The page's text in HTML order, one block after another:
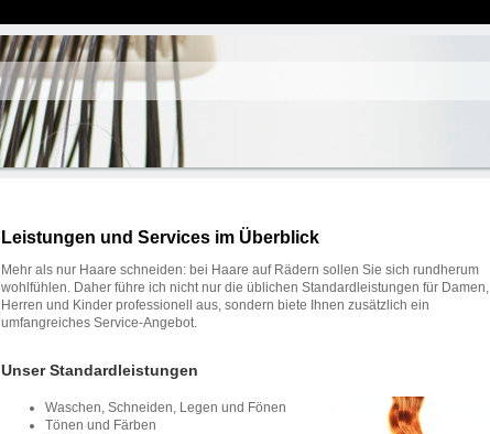
Leistungen und Services im Überblick
Mehr als nur Haare schneiden: bei Haare auf Rädern sollen Sie sich rundherum
wohlfühlen. Daher führe ich nicht nur die üblichen Standardleistungen für Damen,
Herren und Kinder professionell aus, sondern biete Ihnen zusätzlich ein
umfangreiches Service-Angebot.
Unser Standardleistungen
Waschen, Schneiden, Legen und Fönen
Tönen und Färben